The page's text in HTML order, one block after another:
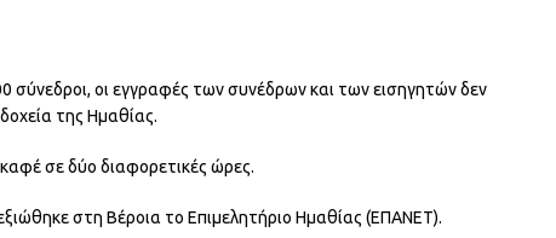
οι εγγραφές των συνέδρων και των εισηγητών δεν
της Ημαθίας.
σε δύο διαφορετικές ώρες.
στη Βέροια το Επιμελητήριο Ημαθίας (ΕΠΑΝΕΤ).